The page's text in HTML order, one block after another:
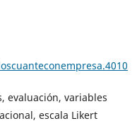
evaluación, variables
escala Likert